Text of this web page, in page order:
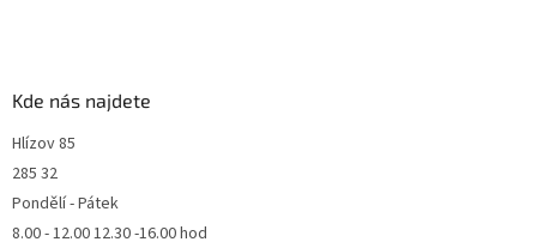
Kde nás najdete
Hlízov 85
285 32
Pondělí - Pátek
8.00 - 12.00 12.30 -16.00 hod